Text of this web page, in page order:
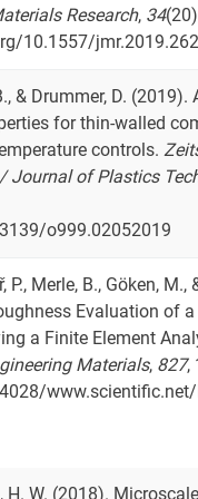
Research, 34
10.1557/jmr.2019.262
& Drummer, D. (2019).
for thin-walled
controls.
Journal of Plastics
o999.02052019
P., Merle, B., Göken, M.,
Evaluation of a
a Finite Element
Materials, 827,
H. W. (2018).